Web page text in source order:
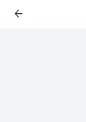
arrow_back